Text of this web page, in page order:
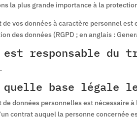
la plus grande importance à la
de vos données à caractère personnel
des données (RGPD ; en anglais :
responsable du
quelle base légale
données personnelles est nécessaire
contrat auquel la personne concernée